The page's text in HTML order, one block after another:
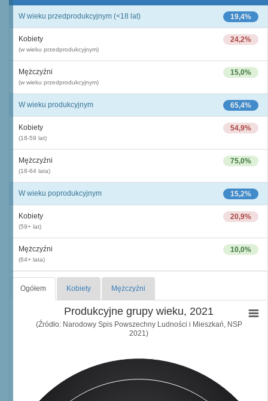
19,4%
W wieku przedprodukcyjnym (<18 lat)
24,2%
Kobiety
(w wieku przedprodukcyjnym)
15,0%
Mężczyźni
(w wieku przedprodukcyjnym)
65,4%
W wieku produkcyjnym
54,9%
Kobiety
(18-59 lat)
75,0%
Mężczyźni
(18-64 lata)
15,2%
W wieku poprodukcyjnym
20,9%
Kobiety
(59+ lat)
10,0%
Mężczyźni
(64+ lata)
Ogółem Kobiety Mężczyźni
Produkcyjne grupy wieku, 2021
(Źródło: Narodowy Spis Powszechny Ludności i Mieszkań, NSP
2021)